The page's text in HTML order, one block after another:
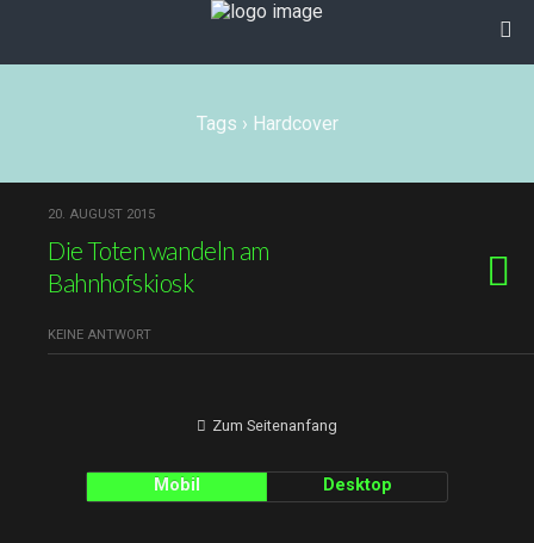
Tags › Hardcover
20. AUGUST 2015
Die Toten wandeln am
Bahnhofskiosk
KEINE ANTWORT
Zum Seitenanfang
Mobil Desktop